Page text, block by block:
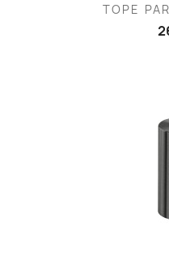
TOPE